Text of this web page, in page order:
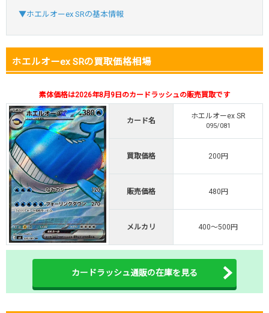
・新規登録で6種類アド確解禁
小口で当たりやすい穴場オリパ
オリくじ
・新規登録で無料100連できる！
・初回購入は500coinが50円
TVCM記念！激熱イベント開催中
オリくじ公式はこちら ＞
・リリース1周年イベント開催中！
・新規登録で最大90%OFF
初回登録で4種類アド確解放
TORAオリパ公式はこちら ＞
▼ホエルオーex SRの基本情報
ホエルオーex SRの買取価格相場
素体価格は2026年8月9日のカードラッシュの販売買取です
カード名
ホエルオーex SR
095/081
買取価格 200円
販売価格 480円
メルカリ 400～500円
カードラッシュ通販の在庫を見る